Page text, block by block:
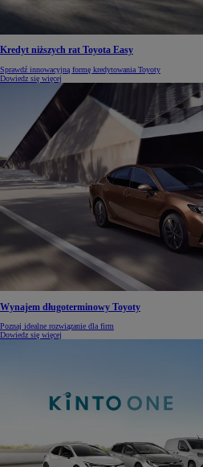
Kredyt niższych rat Toyota Easy
Sprawdź innowacyjną formę kredytowania Toyoty
Dowiedz się więcej
Wynajem długoterminowy Toyoty
Poznaj idealne rozwiązanie dla firm
Dowiedz się więcej